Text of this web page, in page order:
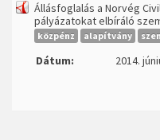
Állásfoglalás a Norvég
pályázatokat elbíráló
közpénz alapítvány
Dátum:
2014.